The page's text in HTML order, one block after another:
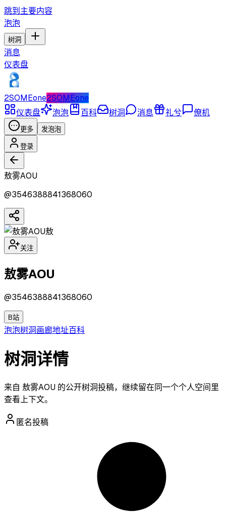
跳到主要内容
泡泡
树洞
消息
仪表盘
2SOMEone2SOMEone
仪表盘
泡泡 百科 树洞 消息 礼兮 僚机
更多 发泡泡
登录
敖雾AOU
@3546388841368060
敖
关注
敖雾AOU
@3546388841368060
B站
泡泡树洞画廊地址百科
树洞详情
来自 敖雾AOU 的公开树洞投稿，继续留在同一个个人空间里
查看上下文。
匿名投稿